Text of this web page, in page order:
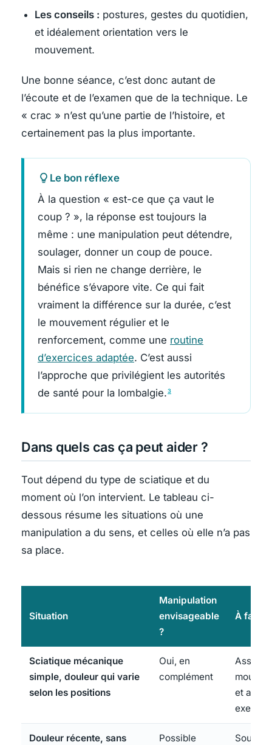
Les conseils : postures, gestes du quotidien,
et idéalement orientation vers le
mouvement.
Une bonne séance, c’est donc autant de
l’écoute et de l’examen que de la technique. Le
« crac » n’est qu’une partie de l’histoire, et
certainement pas la plus importante.
Le bon réflexe
À la question « est-ce que ça vaut le
coup ? », la réponse est toujours la
même : une manipulation peut détendre,
soulager, donner un coup de pouce.
Mais si rien ne change derrière, le
bénéfice s’évapore vite. Ce qui fait
vraiment la différence sur la durée, c’est
le mouvement régulier et le
renforcement, comme une routine
d’exercices adaptée. C’est aussi
l’approche que privilégient les autorités
de santé pour la lombalgie.3
Dans quels cas ça peut aider ?
Tout dépend du type de sciatique et du
moment où l’on intervient. Le tableau ci-
dessous résume les situations où une
manipulation a du sens, et celles où elle n’a pas
sa place.
Situation
Manipulation
envisageable
?
À faire
Sciatique mécanique
simple, douleur qui varie
selon les positions
Oui, en
complément
et aux
Douleur récente, sans
Possible